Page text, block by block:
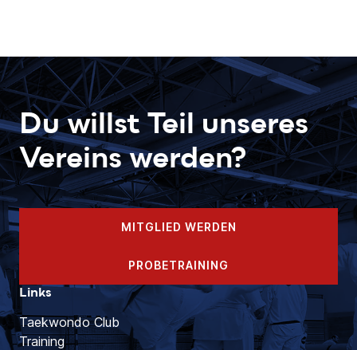
Du willst Teil unseres
Vereins werden?
MITGLIED WERDEN
PROBETRAINING
Links
Taekwondo Club
Training